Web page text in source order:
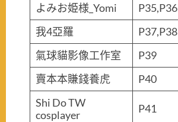
よみお姫様_Yomi
P35,P36
我4亞羅
P37,P38
氣球貓影像工作室
P39
賣本本賺錢養虎
P40
Shi Do TW
cosplayer
P41